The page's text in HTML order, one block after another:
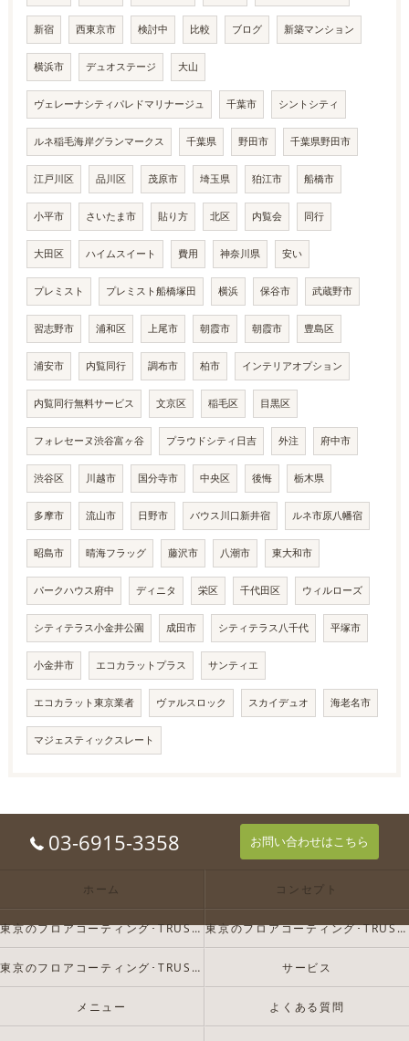
新宿 西東京市 検討中 比較 ブログ 新築マンション
横浜市 デュオステージ 大山
ヴェレーナシティパレドマリナージュ 千葉市 シントシティ
ルネ稲毛海岸グランマークス 千葉県 野田市 千葉県野田市
江戸川区 品川区 茂原市 埼玉県 狛江市 船橋市
小平市 さいたま市 貼り方 北区 内覧会 同行
大田区 ハイムスイート 費用 神奈川県 安い
プレミスト プレミスト船橋塚田 横浜 保谷市 武蔵野市
習志野市 浦和区 上尾市 朝霞市 朝霞市 豊島区
浦安市 内覧同行 調布市 柏市 インテリアオプション
内覧同行無料サービス 文京区 稲毛区 目黒区
フォレセーヌ渋谷富ヶ谷 プラウドシティ日吉 外注 府中市
渋谷区 川越市 国分寺市 中央区 後悔 栃木県
多摩市 流山市 日野市 バウス川口新井宿 ルネ市原八幡宿
昭島市 晴海フラッグ 藤沢市 八潮市 東大和市
パークハウス府中 ディニタ 栄区 千代田区 ウィルローズ
シティテラス小金井公園 成田市 シティテラス八千代 平塚市
小金井市 エコカラットプラス サンティエ
エコカラット東京業者 ヴァルスロック スカイデュオ 海老名市
マジェスティックスレート
03-6915-3358 お問い合わせはこちら
ホーム コンセプト
東京のフロアコーティング･TRUST-Dの口コミ情報 東京のフロアコーティング･TRUST-Dの評判
東京のフロアコーティング･TRUST-Dのお客様の声 サービス
メニュー よくある質問